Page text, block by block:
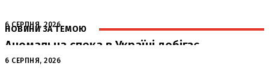
НОВИНИ ЗА ТЕМОЮ
6 СЕРПНЯ, 2026
Аномальна спека в Україні добігає
кінця: очікується похолодання
6 СЕРПНЯ, 2026